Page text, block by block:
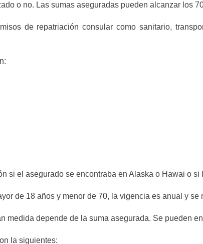
o no. Las sumas aseguradas pueden alcanzar los
de repatriación consular como sanitario,
si el asegurado se encontraba en Alaska o Hawai o
de 18 años y menor de 70, la vigencia es anual y se
medida depende de la suma asegurada. Se pueden
la siguientes: